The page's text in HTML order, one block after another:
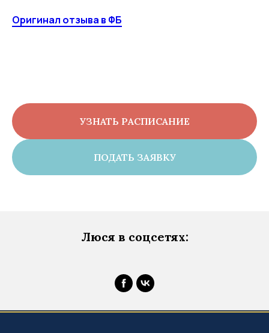
Оригинал отзыва в ФБ
УЗНАТЬ РАСПИСАНИЕ
ПОДАТЬ ЗАЯВКУ
Люся в соцсетях: